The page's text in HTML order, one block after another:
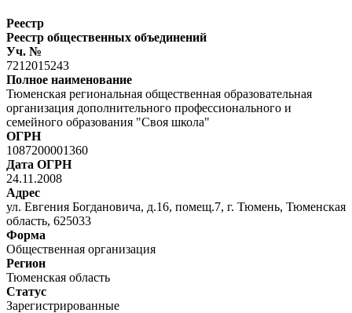
Реестр
Реестр общественных объединений
Уч. №
7212015243
Полное наименование
Тюменская региональная общественная образовательная
организация дополнительного профессионального и
семейного образования "Своя школа"
ОГРН
1087200001360
Дата ОГРН
24.11.2008
Адрес
ул. Евгения Богдановича, д.16, помещ.7, г. Тюмень, Тюменская
область, 625033
Форма
Общественная организация
Регион
Тюменская область
Статус
Зарегистрированные